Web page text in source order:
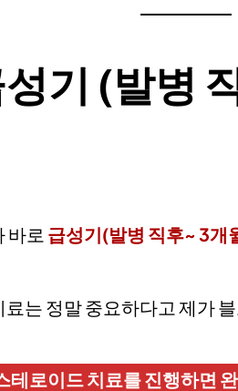
기 (발병
바로 급성기(발병 직후~ 3개
는 정말 중요하다고 제가
로이드 치료를 진행하면